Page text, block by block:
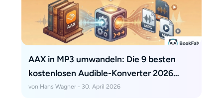
AAX in MP3 umwandeln: Die 9 besten
kostenlosen Audible-Konverter 2026
(getestet)
von Hans Wagner - 30. April 2026